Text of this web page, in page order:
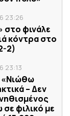
23:26
στο φινάλε
κόντρα στο
2)
23:13
«Νιώθω
– Δεν
σε φιλικό με